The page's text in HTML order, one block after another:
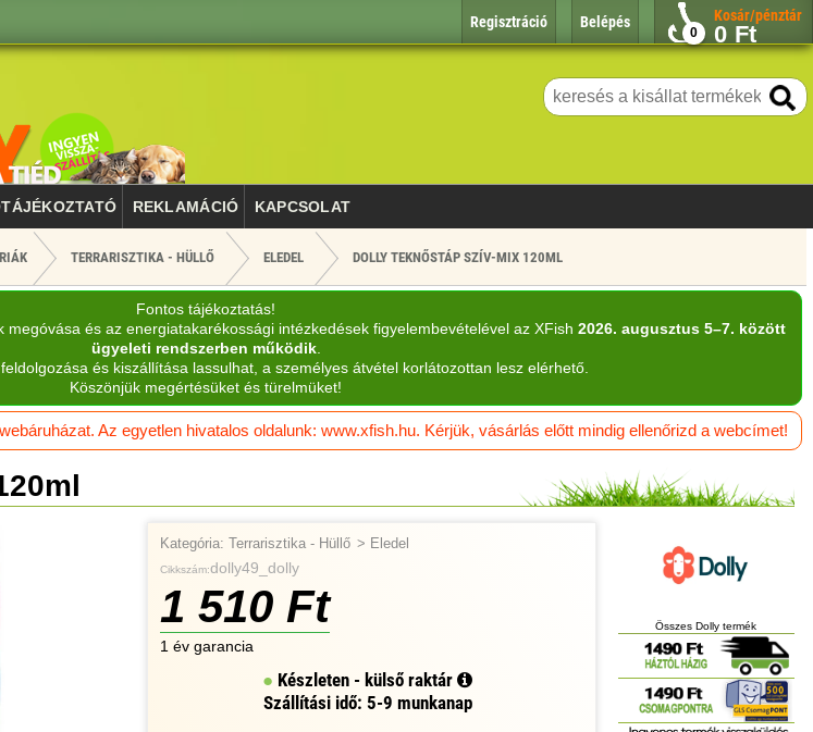
0
Kosár/pénztár
0 Ft
Belépés
Regisztráció
REKLAMÁCIÓ KAPCSOLAT
TERRARISZTIKA - HÜLLŐ ELEDEL DOLLY TEKNŐSTÁP SZÍV-MIX 120ML
Fontos tájékoztatás!
és az energiatakarékossági intézkedések figyelembevételével az XFish 2026. augusztus 5–7. között
ügyeleti rendszerben működik.
és kiszállítása lassulhat, a személyes átvétel korlátozottan lesz elérhető.
Köszönjük megértésüket és türelmüket!
Az egyetlen hivatalos oldalunk: www.xfish.hu. Kérjük, vásárlás előtt mindig ellenőrizd a webcímet!
Kategória: Terrarisztika - Hüllő > Eledel
Cikkszám:dolly49_dolly
1 510 Ft
1 év garancia
Készleten - külső raktár
Szállítási idő: 5-9 munkanap
Összes Dolly termék